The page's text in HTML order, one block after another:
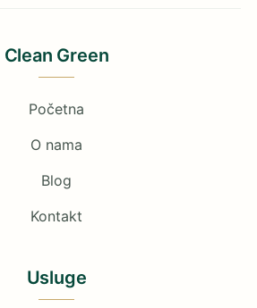
Clean Green
Početna
O nama
Blog
Kontakt
Usluge